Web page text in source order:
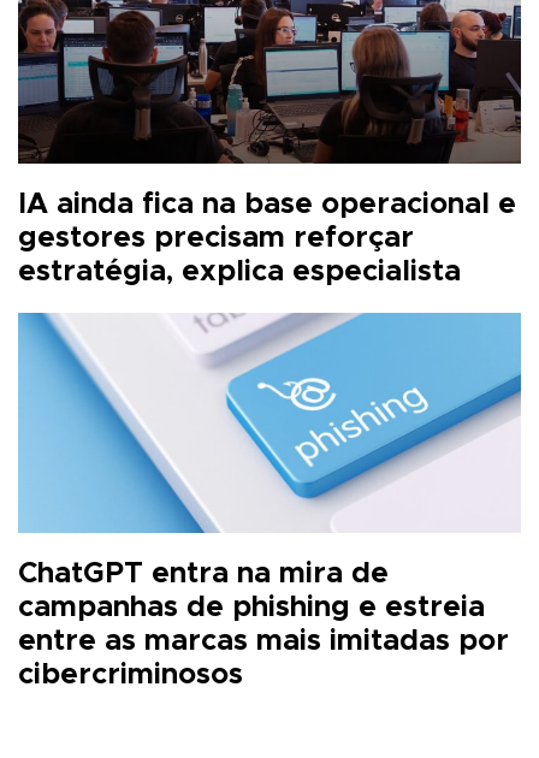
IA ainda fica na base operacional e
gestores precisam reforçar
estratégia, explica especialista
ChatGPT entra na mira de
campanhas de phishing e estreia
entre as marcas mais imitadas por
cibercriminosos